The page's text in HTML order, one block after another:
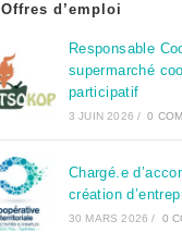
Offres d’emploi
Responsable
supermarché
participatif
3 JUIN 2026 / 0
Chargé.e
création
30 MARS 2026 / 0